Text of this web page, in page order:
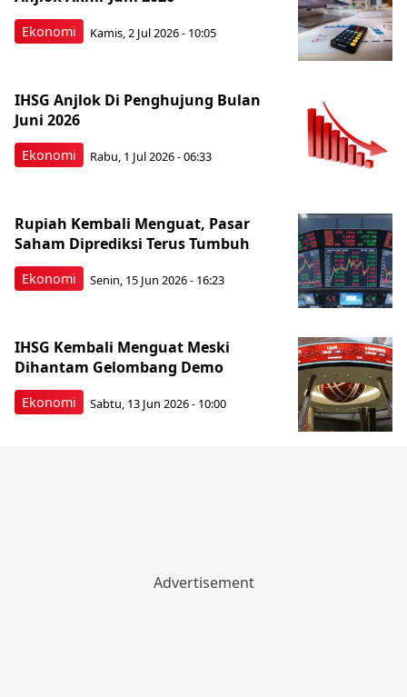
Ekonomi Kamis, 2 Jul 2026 - 10:05
Ekonomi
IHSG Anjlok Di Penghujung Bulan
Juni 2026
Rabu, 1 Jul 2026 - 06:33
Ekonomi
Rupiah Kembali Menguat, Pasar
Saham Diprediksi Terus Tumbuh
Senin, 15 Jun 2026 - 16:23
Ekonomi
IHSG Kembali Menguat Meski
Dihantam Gelombang Demo
Sabtu, 13 Jun 2026 - 10:00